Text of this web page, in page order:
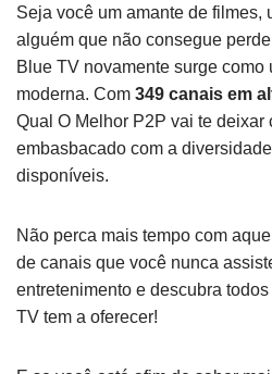
Seja você um amante de filmes,
alguém que não consegue
Blue TV novamente surge
moderna. Com 349 canais em
Qual O Melhor P2P vai te deixar
embasbacado com a
disponíveis.
Não perca mais tempo com
de canais que você nunca
entretenimento e descubra
TV tem a oferecer!